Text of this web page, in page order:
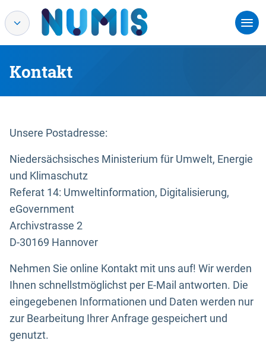
Kontakt
Unsere Postadresse:
Niedersächsisches Ministerium für Umwelt, Energie
und Klimaschutz
Referat 14: Umweltinformation, Digitalisierung,
eGovernment
Archivstrasse 2
D-30169 Hannover
Nehmen Sie online Kontakt mit uns auf! Wir werden
Ihnen schnellstmöglichst per E-Mail antworten. Die
eingegebenen Informationen und Daten werden nur
zur Bearbeitung Ihrer Anfrage gespeichert und
genutzt.